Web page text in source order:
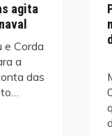
agita
e Corda
a
das